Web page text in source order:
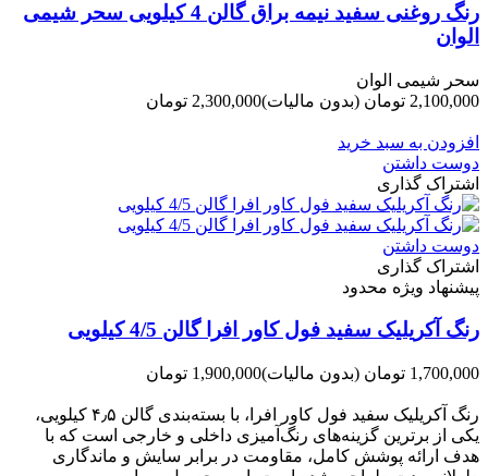
رنگ روغنی سفید نیمه براق گالن 4 کیلویی سحر شیمی
الوان
سحر شیمی الوان
2,100,000 تومان
(بدون مالیات)2,300,000 تومان
افزودن به سبد خرید
دوست داشتن
اشتراک گذاری
دوست داشتن
اشتراک گذاری
پیشنهاد ویژه محدود
رنگ آکریلیک سفید فول کاور افرا گالن 4/5 کیلویی
1,700,000 تومان (بدون مالیات)1,900,000 تومان
رنگ آکریلیک سفید فول کاور افرا، با بسته‌بندی گالن ۴٫۵ کیلویی،
یکی از برترین گزینه‌های رنگ‌آمیزی داخلی و خارجی است که با
هدف ارائه پوشش کامل، مقاومت در برابر سایش و ماندگاری